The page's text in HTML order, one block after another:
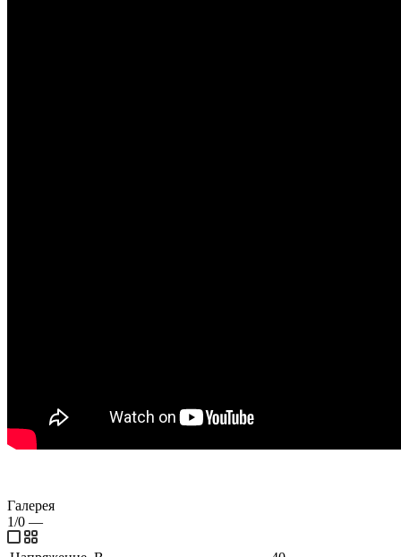
Галерея
1/0 —